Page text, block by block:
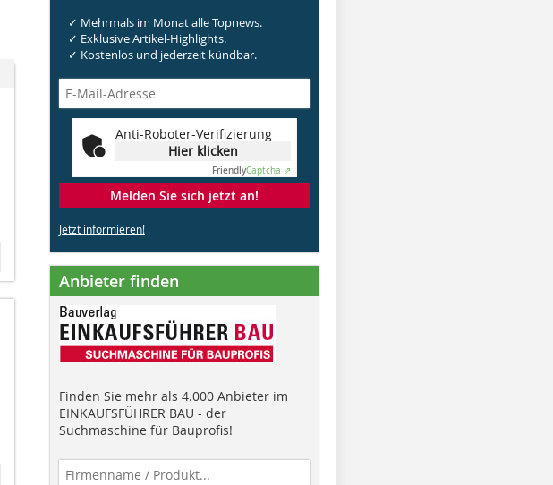
✓ Mehrmals im Monat alle Topnews.
✓ Exklusive Artikel-Highlights.
✓ Kostenlos und jederzeit kündbar.
Anti-Roboter-Verifizierung
Hier klicken
FriendlyCaptcha ⇗
Melden Sie sich jetzt an!
Jetzt informieren!
Anbieter finden
Finden Sie mehr als 4.000 Anbieter im
EINKAUFSFÜHRER BAU - der
Suchmaschine für Bauprofis!